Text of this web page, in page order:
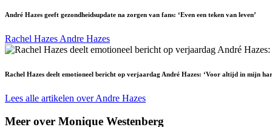
André Hazes geeft gezondheidsupdate na zorgen van fans: ‘Even een teken van leven’
Rachel Hazes Andre Hazes
Rachel Hazes deelt emotioneel bericht op verjaardag André Hazes: ‘Voor altijd in mijn
Lees alle artikelen over Andre Hazes
Meer over Monique Westenberg